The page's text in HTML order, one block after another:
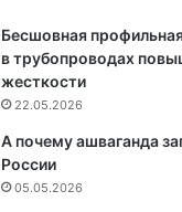
Бесшовная
в трубопроводах
жесткости
22.05.2026
А почему ашваганда
России
05.05.2026